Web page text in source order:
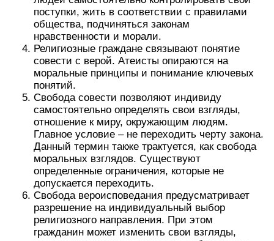
поступки, жить в соответствии с правилами
общества, подчиняться законам
нравственности и морали.
Религиозные граждане связывают понятие
совести с верой. Атеисты опираются на
моральные принципы и понимание ключевых
понятий.
Свобода совести позволяют индивиду
самостоятельно определять свои взгляды,
отношение к миру, окружающим людям.
Главное условие – не переходить черту закона.
Данный термин также трактуется, как свобода
моральных взглядов. Существуют
определенные ограничения, которые не
допускается переходить.
Свобода вероисповедания предусматривает
разрешение на индивидуальный выбор
религиозного направления. При этом
гражданин может изменить свои взгляды,